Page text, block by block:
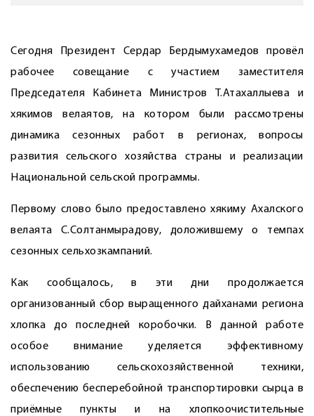
Сегодня Президент Сердар Бердымухамедов провёл
рабочее совещание с участием заместителя
Председателя Кабинета Министров Т.Атахаллыева и
хякимов велаятов, на котором были рассмотрены
динамика сезонных работ в регионах, вопросы
развития сельского хозяйства страны и реализации
Национальной сельской программы.
Первому слово было предоставлено хякиму Ахалского
велаята С.Солтанмырадову, доложившему о темпах
сезонных сельхозкампаний.
Как сообщалось, в эти дни продолжается
организованный сбор выращенного дайханами региона
хлопка до последней коробочки. В данной работе
особое внимание уделяется эффективному
использованию сельскохозяйственной техники,
обеспечению бесперебойной транспортировки сырца в
приёмные пункты и на хлопкоочистительные